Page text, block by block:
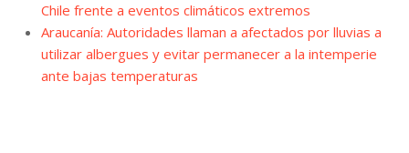
Chile frente a eventos climáticos extremos
Araucanía: Autoridades llaman a afectados por lluvias a
utilizar albergues y evitar permanecer a la intemperie
ante bajas temperaturas